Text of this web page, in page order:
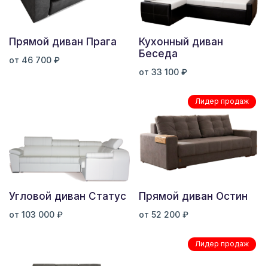
Прямой диван Прага
от 46 700 ₽
Кухонный диван
Беседа
от 33 100 ₽
Угловой диван Статус
от 103 000 ₽
Лидер продаж
Прямой диван Остин
от 52 200 ₽
Лидер продаж